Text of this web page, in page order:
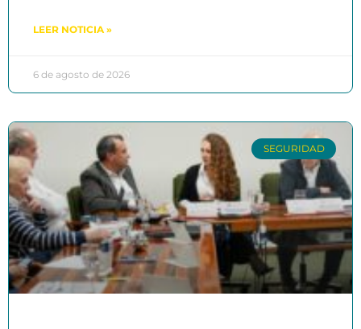
LEER NOTICIA »
6 de agosto de 2026
SEGURIDAD